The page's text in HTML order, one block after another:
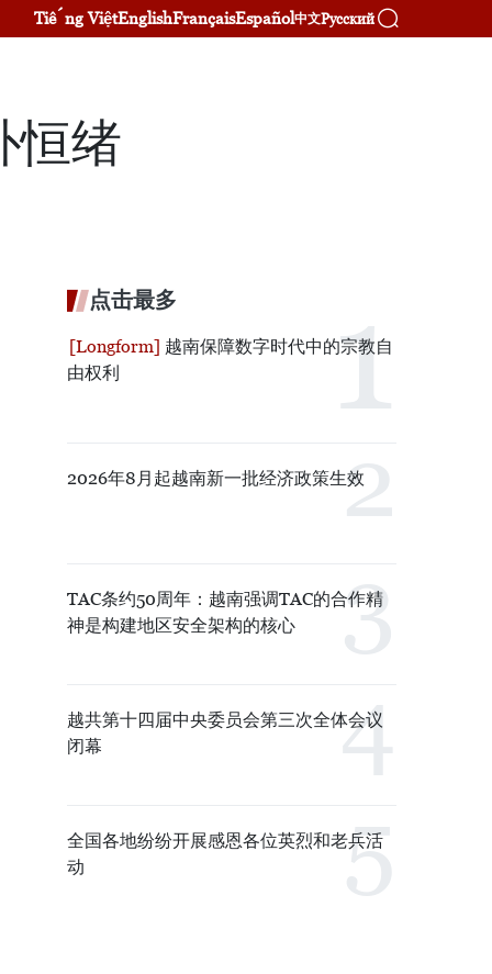
Tiếng ViệtEnglishFrançaisEspañol中文Русский
恒绪
点击最多
越南保障数字时代中的宗教自
由权利
2026年8月起越南新一批经济政策生效
TAC条约50周年：越南强调TAC的合作精
神是构建地区安全架构的核心
越共第十四届中央委员会第三次全体会议
闭幕
全国各地纷纷开展感恩各位英烈和老兵活
动